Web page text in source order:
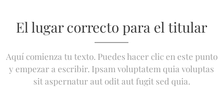
El lugar correcto para el titular
Aquí comienza tu texto. Puedes hacer clic en este punto
y empezar a escribir. Ipsam voluptatem quia voluptas
sit aspernatur aut odit aut fugit sed quia.